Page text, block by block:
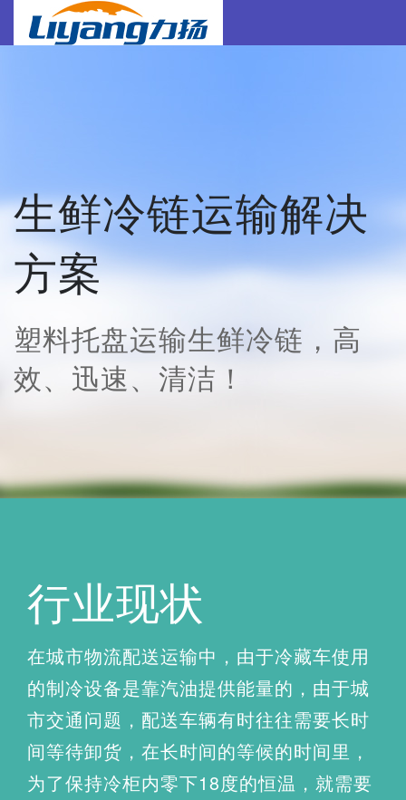
生鲜冷链运输解决
方案
塑料托盘运输生鲜冷链，高
效、迅速、清洁！
行业现状
在城市物流配送运输中，由于冷藏车使用
的制冷设备是靠汽油提供能量的，由于城
市交通问题，配送车辆有时往往需要长时
间等待卸货，在长时间的等候的时间里，
为了保持冷柜内零下18度的恒温，就需要